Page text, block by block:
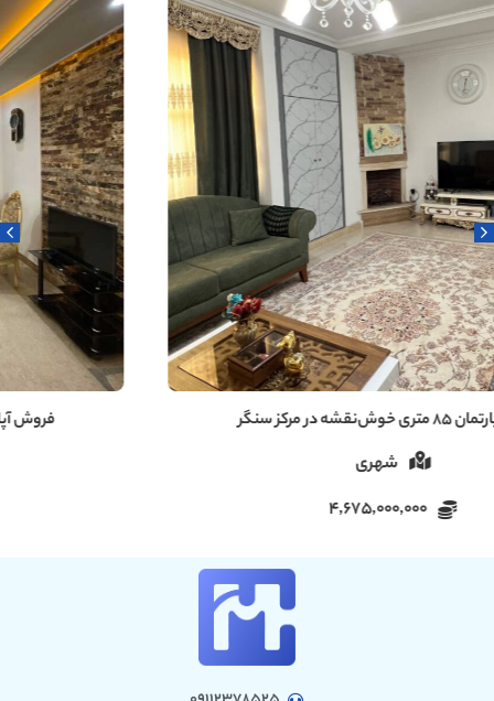
فروش آپارتمان ۱۰۰ متری در ویشکاننک سنگر رشت